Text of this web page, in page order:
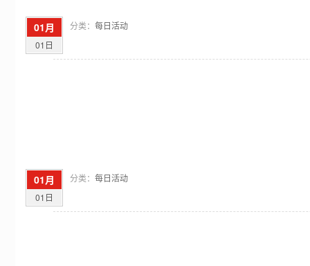
01月
01日
分类： 每日活动
01月
01日
分类： 每日活动